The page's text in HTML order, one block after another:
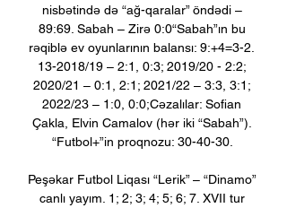
nisbətində də “ağ-qaralar” öndədi –
89:69. Sabah – Zirə 0:0“Sabah”ın bu
rəqiblə ev oyunlarının balansı: 9:+4=3-2.
13-2018/19 – 2:1, 0:3; 2019/20 - 2:2;
2020/21 – 0:1, 2:1; 2021/22 – 3:3, 3:1;
2022/23 – 1:0, 0:0;Cəzalılar: Sofian
Çakla, Elvin Camalov (hər iki “Sabah”).
“Futbol+”in proqnozu: 30-40-30.
Peşəkar Futbol Liqası “Lerik” – “Dinamo”
canlı yayım. 1; 2; 3; 4; 5; 6; 7. XVII tur